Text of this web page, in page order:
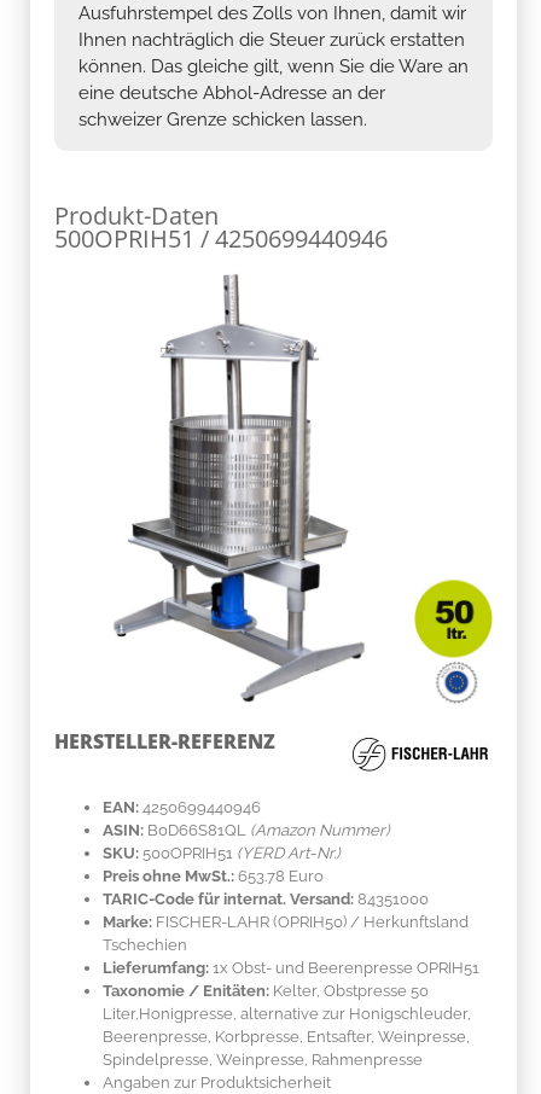
Ausfuhrstempel des Zolls von Ihnen, damit wir
Ihnen nachträglich die Steuer zurück erstatten
können. Das gleiche gilt, wenn Sie die Ware an
eine deutsche Abhol-Adresse an der
schweizer Grenze schicken lassen.
Produkt-Daten
500OPRIH51 / 4250699440946
HERSTELLER-REFERENZ
EAN: 4250699440946
ASIN: B0D66S81QL
(Amazon Nummer)
SKU: 500OPRIH51 (YERD Art-Nr.)
Preis ohne MwSt.: 653.78 Euro
TARIC-Code für internat. Versand: 84351000
Marke: FISCHER-LAHR (OPRIH50) / Herkunftsland
Tschechien
Lieferumfang: 1x Obst- und Beerenpresse OPRIH51
Taxonomie / Enitäten: Kelter, Obstpresse 50
Liter,Honigpresse, alternative zur Honigschleuder,
Beerenpresse, Korbpresse, Entsafter, Weinpresse,
Spindelpresse, Weinpresse, Rahmenpresse
Angaben zur Produktsicherheit